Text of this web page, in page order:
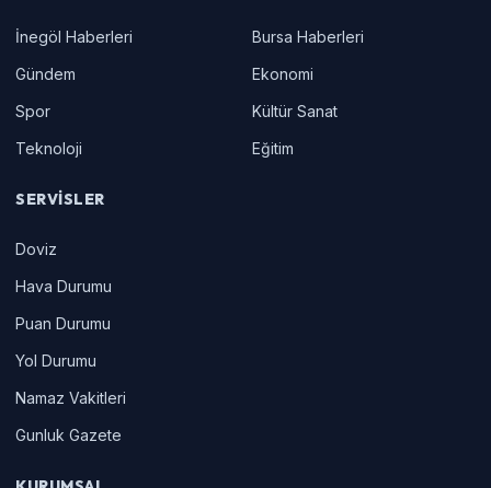
İnegöl Haberleri
Bursa Haberleri
Gündem
Ekonomi
Spor
Kültür Sanat
Teknoloji
Eğitim
SERVISLER
Doviz
Hava Durumu
Puan Durumu
Yol Durumu
Namaz Vakitleri
Gunluk Gazete